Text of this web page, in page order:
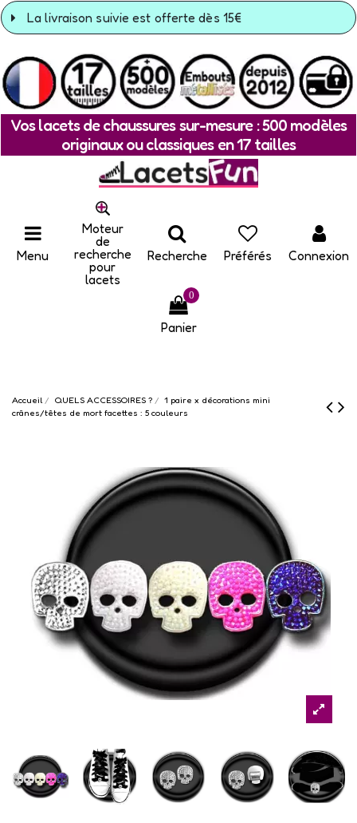
La livraison suivie est offerte dès 15€
Vos lacets de chaussures sur-mesure : 500 modèles
originaux ou classiques en 17 tailles
Menu
Moteur
de
recherche
pour
lacets
Recherche Préférés Connexion
0
Panier
Accueil QUELS ACCESSOIRES ?
1 paire x ​décorations mini
crânes/têtes de mort facettes : 5 couleurs